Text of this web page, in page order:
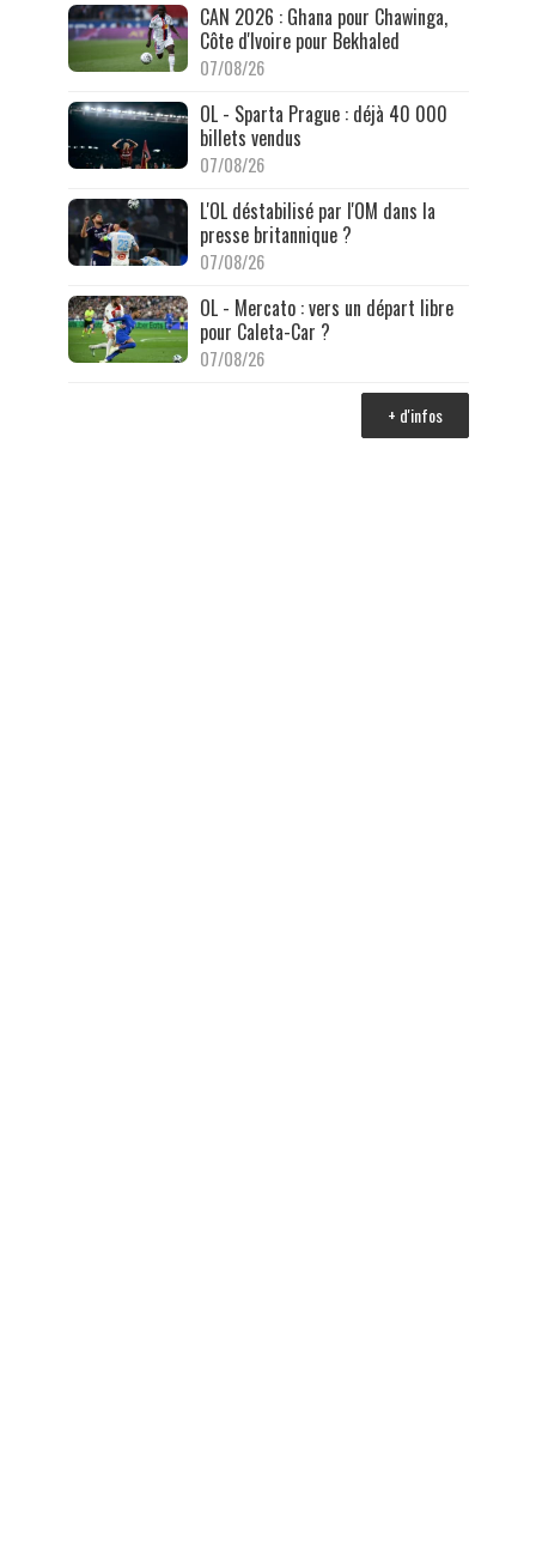
CAN 2026 : Ghana pour Chawinga,
Côte d'Ivoire pour Bekhaled
07/08/26
OL - Sparta Prague : déjà 40 000
billets vendus
07/08/26
L'OL déstabilisé par l'OM dans la
presse britannique ?
07/08/26
OL - Mercato : vers un départ libre
pour Caleta-Car ?
07/08/26
+ d'infos